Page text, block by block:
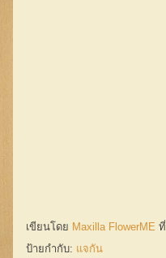
เขียนโดย Maxilla FlowerME ที่
ป้ายกำกับ: แจกัน